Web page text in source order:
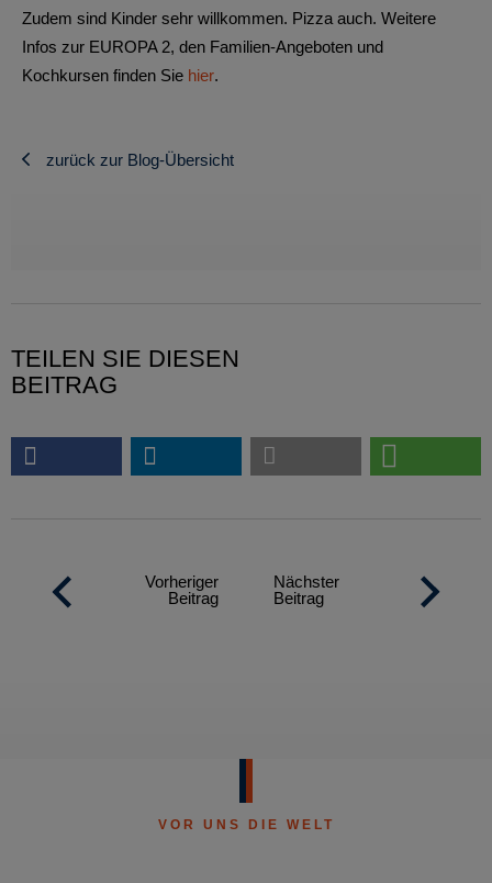
Zudem sind Kinder sehr willkommen. Pizza auch. Weitere
Infos zur EUROPA 2, den Familien-Angeboten und
Kochkursen finden Sie hier.
zurück zur Blog-Übersicht
TEILEN SIE DIESEN
BEITRAG
Vorheriger
Beitrag
Nächster
Beitrag
VOR UNS DIE WELT